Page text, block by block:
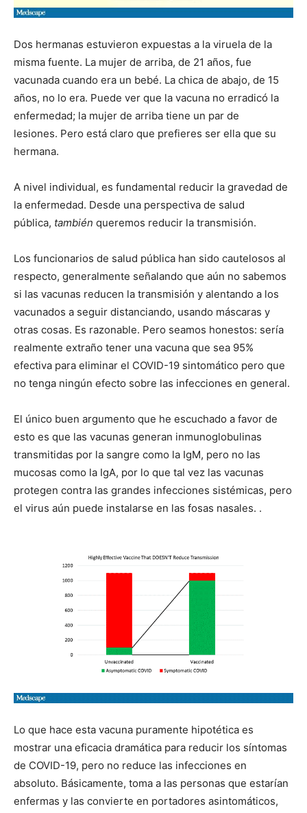
Dos hermanas estuvieron expuestas a la viruela de la
misma fuente. La mujer de arriba, de 21 años, fue
vacunada cuando era un bebé. La chica de abajo, de 15
años, no lo era. Puede ver que la vacuna no erradicó la
enfermedad; la mujer de arriba tiene un par de
lesiones. Pero está claro que prefieres ser ella que su
hermana.
A nivel individual, es fundamental reducir la gravedad de
la enfermedad. Desde una perspectiva de salud
pública, también queremos reducir la transmisión.
Los funcionarios de salud pública han sido cautelosos al
respecto, generalmente señalando que aún no sabemos
si las vacunas reducen la transmisión y alentando a los
vacunados a seguir distanciando, usando máscaras y
otras cosas. Es razonable. Pero seamos honestos: sería
realmente extraño tener una vacuna que sea 95%
efectiva para eliminar el COVID-19 sintomático pero que
no tenga ningún efecto sobre las infecciones en general.
El único buen argumento que he escuchado a favor de
esto es que las vacunas generan inmunoglobulinas
transmitidas por la sangre como la IgM, pero no las
mucosas como la IgA, por lo que tal vez las vacunas
protegen contra las grandes infecciones sistémicas, pero
el virus aún puede instalarse en las fosas nasales. .
Lo que hace esta vacuna puramente hipotética es
mostrar una eficacia dramática para reducir los síntomas
de COVID-19, pero no reduce las infecciones en
absoluto. Básicamente, toma a las personas que estarían
enfermas y las convierte en portadores asintomáticos,